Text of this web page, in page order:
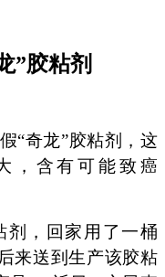
”胶粘剂
“奇龙”胶粘剂，这
，含有可能致癌
剂，回家用了一桶
来送到生产该胶粘